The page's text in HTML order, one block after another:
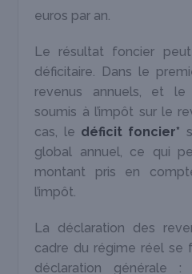
euros par an.
Le résultat foncier
déficitaire. Dans le
revenus annuels, et
soumis à l’impôt sur le
cas, le déficit foncier*
global annuel, ce qui
montant pris en
l’impôt.
La déclaration des
cadre du régime réel se
déclaration générale :